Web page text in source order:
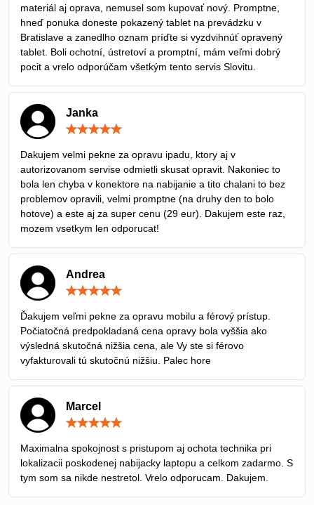
materiál aj oprava, nemusel som kupovať nový. Promptne,
hneď ponuka doneste pokazený tablet na prevádzku v
Bratislave a zanedlho oznam príďte si vyzdvihnúť opravený
tablet. Boli ochotní, ústretoví a promptní, mám veľmi dobrý
pocit a vrelo odporúčam všetkým tento servis Slovitu.
Janka
5
Dakujem velmi pekne za opravu ipadu, ktory aj v
autorizovanom servise odmietli skusat opravit. Nakoniec to
bola len chyba v konektore na nabijanie a tito chalani to bez
problemov opravili, velmi promptne (na druhy den to bolo
hotove) a este aj za super cenu (29 eur). Dakujem este raz,
mozem vsetkym len odporucat!
Andrea
5
Ďakujem veľmi pekne za opravu mobilu a férový prístup.
Počiatočná predpokladaná cena opravy bola vyššia ako
výsledná skutočná nižšia cena, ale Vy ste si férovo
vyfakturovali tú skutočnú nižšiu. Palec hore
Marcel
5
Maximalna spokojnost s pristupom aj ochota technika pri
lokalizacii poskodenej nabijacky laptopu a celkom zadarmo. S
tym som sa nikde nestretol. Vrelo odporucam. Dakujem.